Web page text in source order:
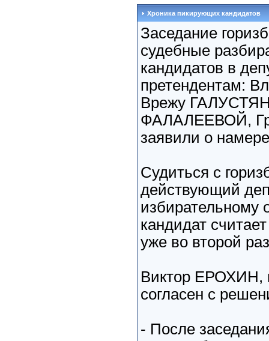
Хроника пикирующих кандидатов
Заседание
судебные
кандидатов в
претендентам:
Врежу
ФАЛАЛЕЕВОЙ,
заявили о
Судиться с
действующий
избирательному
кандидат
уже во второй
Виктор ЕРОХИН,
согласен с
- После